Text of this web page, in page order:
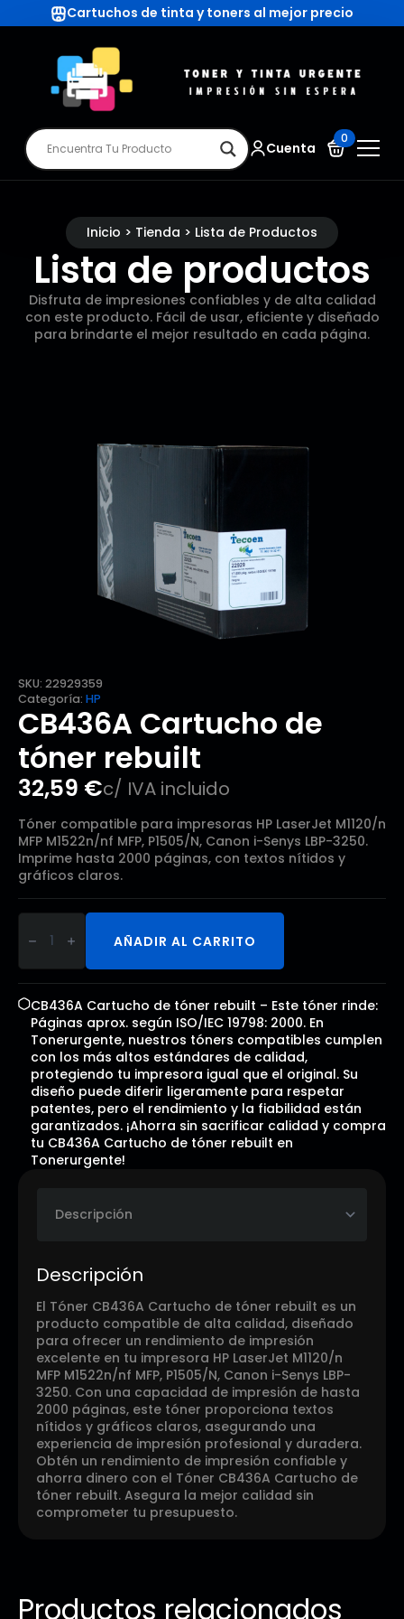
Cartuchos de tinta y toners al mejor precio
Cuenta
0
Inicio > Tienda > Lista de Productos
Lista de productos
Disfruta de impresiones confiables y de alta calidad
con este producto. Fácil de usar, eficiente y diseñado
para brindarte el mejor resultado en cada página.
SKU: 22929359
Categoría: HP
CB436A Cartucho de
tóner rebuilt
32,59 €c/ IVA incluido
Tóner compatible para impresoras HP LaserJet M1120/n
MFP M1522n/nf MFP, P1505/N, Canon i-Senys LBP-3250.
Imprime hasta 2000 páginas, con textos nítidos y
gráficos claros.
CB436A
Cartucho
de
cantidad
AÑADIR AL CARRITO
CB436A Cartucho de tóner rebuilt – Este tóner rinde:
Páginas aprox. según ISO/IEC 19798: 2000. En
Tonerurgente, nuestros tóners compatibles cumplen
con los más altos estándares de calidad,
protegiendo tu impresora igual que el original. Su
diseño puede diferir ligeramente para respetar
patentes, pero el rendimiento y la fiabilidad están
garantizados. ¡Ahorra sin sacrificar calidad y compra
tu CB436A Cartucho de tóner rebuilt en
Tonerurgente!
Descripción
El Tóner CB436A Cartucho de tóner rebuilt es un
producto compatible de alta calidad, diseñado
para ofrecer un rendimiento de impresión
excelente en tu impresora HP LaserJet M1120/n
MFP M1522n/nf MFP, P1505/N, Canon i-Senys LBP-
3250. Con una capacidad de impresión de hasta
2000 páginas, este tóner proporciona textos
nítidos y gráficos claros, asegurando una
experiencia de impresión profesional y duradera.
Obtén un rendimiento de impresión confiable y
ahorra dinero con el Tóner CB436A Cartucho de
tóner rebuilt. Asegura la mejor calidad sin
comprometer tu presupuesto.
Productos relacionados